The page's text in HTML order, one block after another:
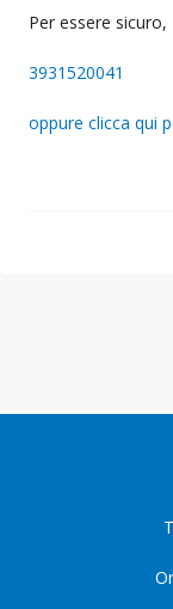
Per essere sicuro,
3931520041
oppure clicca qui